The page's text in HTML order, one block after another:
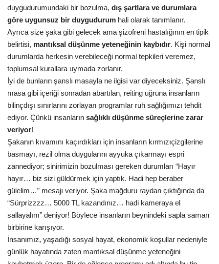
duygudurumundaki bir bozulma, dış şartlara ve durumlara
göre uygunsuz bir duygudurum hali olarak tanımlanır.
Ayrıca size şaka gibi gelecek ama şizofreni hastalığının en tipik
belirtisi, mantıksal düşünme yeteneğinin kaybıdır. Kişi normal
durumlarda herkesin verebileceği normal tepkileri veremez,
toplumsal kurallara uymada zorlanır.
İyi de bunların şanslı masayla ne ilgisi var diyeceksiniz. Şanslı
masa gibi içeriği sonradan abartılan, reiting uğruna insanların
bilinçdışı sınırlarını zorlayan programlar ruh sağlığımızı tehdit
ediyor. Çünkü insanların sağlıklı düşünme süreçlerine zarar
veriyor!
Şakanın kıvamını kaçırdıkları için insanların kırmızıçizgilerine
basmayı, rezil olma duygularını ayyuka çıkarmayı espri
zannediyor; sinirimizin bozulması gereken durumları “Hayır
hayır… biz sizi güldürmek için yaptık. Hadi hep beraber
gülelim…” mesajı veriyor. Şaka mağduru raydan çıktığında da
“Sürprizzzz… 5000 TL kazandınız… hadi kameraya el
sallayalım” deniyor! Böylece insanların beynindeki sapla saman
birbirine karışıyor.
İnsanımız, yaşadığı sosyal hayat, ekonomik koşullar nedeniyle
günlük hayatında zaten mantıksal düşünme yeteneğini